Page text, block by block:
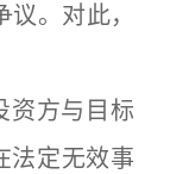
。对此，
方与目标
法定无效事